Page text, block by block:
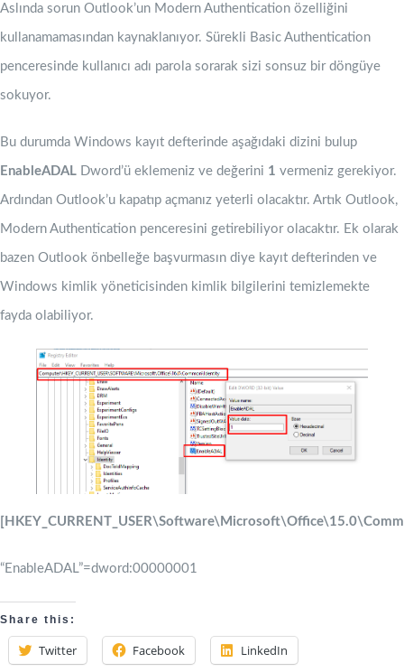
Aslında sorun Outlook’un Modern Authentication özelliğini
kullanamamasından kaynaklanıyor. Sürekli Basic Authentication
penceresinde kullanıcı adı parola sorarak sizi sonsuz bir döngüye
sokuyor.
Bu durumda Windows kayıt defterinde aşağıdaki dizini bulup
EnableADAL Dword’ü eklemeniz ve değerini 1 vermeniz gerekiyor.
Ardından Outlook’u kapatıp açmanız yeterli olacaktır. Artık Outlook,
Modern Authentication penceresini getirebiliyor olacaktır. Ek olarak
bazen Outlook önbelleğe başvurmasın diye kayıt defterinden ve
Windows kimlik yöneticisinden kimlik bilgilerini temizlemekte
fayda olabiliyor.
“EnableADAL”=dword:00000001
Share this:
Twitter Facebook LinkedIn